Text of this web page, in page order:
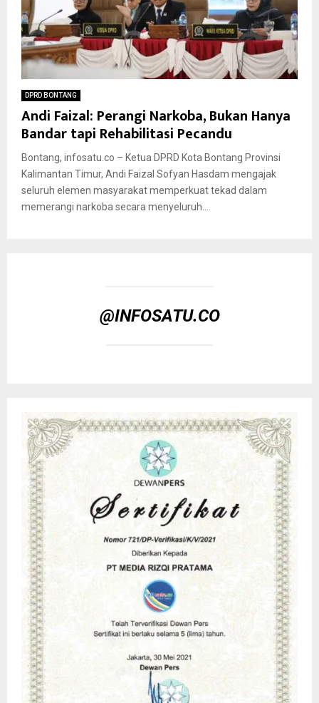
DPRD BONTANG
Andi Faizal: Perangi Narkoba, Bukan Hanya
Bandar tapi Rehabilitasi Pecandu
Bontang, infosatu.co – Ketua DPRD Kota Bontang Provinsi
Kalimantan Timur, Andi Faizal Sofyan Hasdam mengajak
seluruh elemen masyarakat memperkuat tekad dalam
memerangi narkoba secara menyeluruh....
@INFOSATU.CO